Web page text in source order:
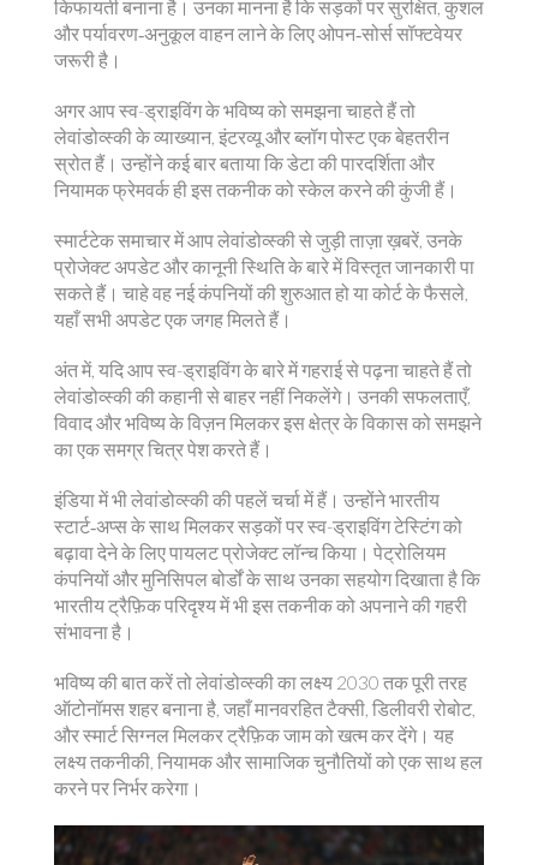
किफायती बनाना है। उनका मानना है कि सड़कों पर सुरक्षित, कुशल
और पर्यावरण‑अनुकूल वाहन लाने के लिए ओपन‑सोर्स सॉफ्टवेयर
जरूरी है।
अगर आप स्व-ड्राइविंग के भविष्य को समझना चाहते हैं तो
लेवांडोव्स्की के व्याख्यान, इंटरव्यू और ब्लॉग पोस्ट एक बेहतरीन
स्रोत हैं। उन्होंने कई बार बताया कि डेटा की पारदर्शिता और
नियामक फ्रेमवर्क ही इस तकनीक को स्केल करने की कुंजी हैं।
स्मार्टटेक समाचार में आप लेवांडोव्स्की से जुड़ी ताज़ा ख़बरें, उनके
प्रोजेक्ट अपडेट और कानूनी स्थिति के बारे में विस्तृत जानकारी पा
सकते हैं। चाहे वह नई कंपनियों की शुरुआत हो या कोर्ट के फैसले,
यहाँ सभी अपडेट एक जगह मिलते हैं।
अंत में, यदि आप स्व-ड्राइविंग के बारे में गहराई से पढ़ना चाहते हैं तो
लेवांडोव्स्की की कहानी से बाहर नहीं निकलेंगे। उनकी सफलताएँ,
विवाद और भविष्य के विज़न मिलकर इस क्षेत्र के विकास को समझने
का एक समग्र चित्र पेश करते हैं।
इंडिया में भी लेवांडोव्स्की की पहलें चर्चा में हैं। उन्होंने भारतीय
स्टार्ट‑अप्स के साथ मिलकर सड़कों पर स्व-ड्राइविंग टेस्टिंग को
बढ़ावा देने के लिए पायलट प्रोजेक्ट लॉन्च किया। पेट्रोलियम
कंपनियों और मुनिसिपल बोर्डों के साथ उनका सहयोग दिखाता है कि
भारतीय ट्रैफ़िक परिदृश्य में भी इस तकनीक को अपनाने की गहरी
संभावना है।
भविष्य की बात करें तो लेवांडोव्स्की का लक्ष्य 2030 तक पूरी तरह
ऑटोनॉमस शहर बनाना है, जहाँ मानवरहित टैक्सी, डिलीवरी रोबोट,
और स्मार्ट सिग्नल मिलकर ट्रैफ़िक जाम को खत्म कर देंगे। यह
लक्ष्य तकनीकी, नियामक और सामाजिक चुनौतियों को एक साथ हल
करने पर निर्भर करेगा।